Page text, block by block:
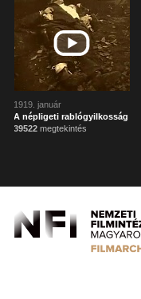
1919. január
A népligeti rablógyilkosság
39522 megtekintés